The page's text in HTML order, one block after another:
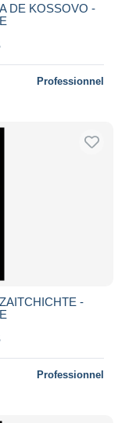
DE KOSSOVO -
Professionnel
-
Professionnel